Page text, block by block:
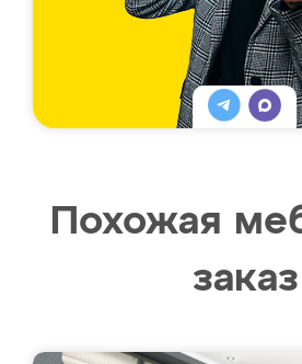
Похожая
заказ